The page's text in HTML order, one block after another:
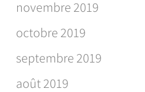
novembre 2019
octobre 2019
septembre 2019
août 2019